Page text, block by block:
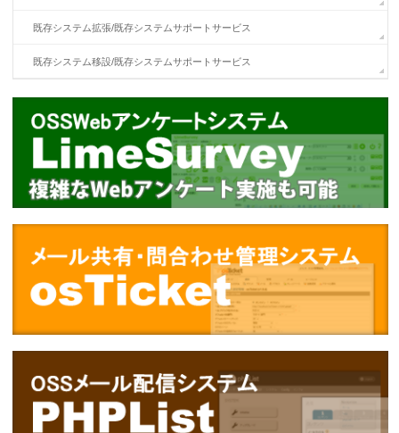
既存システム拡張/既存システムサポートサービス
既存システム移設/既存システムサポートサービス